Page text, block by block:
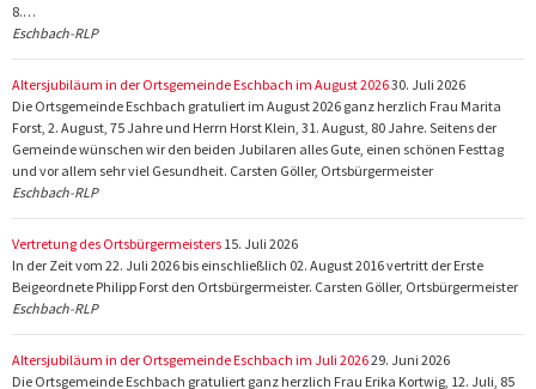
8.…
Eschbach-RLP
Altersjubiläum in der Ortsgemeinde Eschbach im August 202630. Juli 2026
Die Ortsgemeinde Eschbach gratuliert im August 2026 ganz herzlich Frau Marita
Forst, 2. August, 75 Jahre und Herrn Horst Klein, 31. August, 80 Jahre. Seitens der
Gemeinde wünschen wir den beiden Jubilaren alles Gute, einen schönen Festtag
und vor allem sehr viel Gesundheit. Carsten Göller, Ortsbürgermeister
Eschbach-RLP
Vertretung des Ortsbürgermeisters 15. Juli 2026
In der Zeit vom 22. Juli 2026 bis einschließlich 02. August 2016 vertritt der Erste
Beigeordnete Philipp Forst den Ortsbürgermeister. Carsten Göller, Ortsbürgermeister
Eschbach-RLP
Altersjubiläum in der Ortsgemeinde Eschbach im Juli 202629. Juni 2026
Die Ortsgemeinde Eschbach gratuliert ganz herzlich Frau Erika Kortwig, 12. Juli, 85